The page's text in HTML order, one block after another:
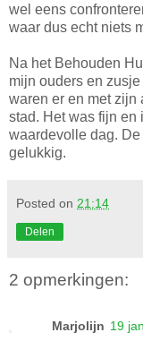
wel eens
waar dus echt niets
Na het Behouden
mijn ouders en
waren er en met zijn
stad. Het was fijn en
waardevolle dag.
gelukkig.
Posted on 21:14
Delen
2 opmerkingen:
Marjolijn 19